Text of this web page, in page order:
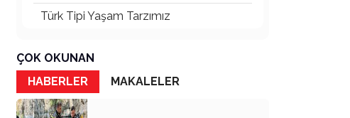
Türk Tipi Yaşam Tarzımız
Katil Ağaçlar
Keşke Herkes Sevdiği ve İyi Bildiği İşi
Yapsa
ÇOK OKUNAN
HABERLER
MAKALELER